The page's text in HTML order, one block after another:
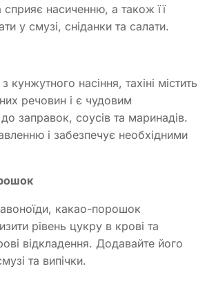
насиченню, а також її
у смузі, сніданки та салати.
кунжутного насіння, тахіні містить
речовин і є чудовим
заправок, соусів та маринадів.
і забезпечує необхідними
какао-порошок
рівень цукру в крові та
відкладення. Додавайте його
та випічки.